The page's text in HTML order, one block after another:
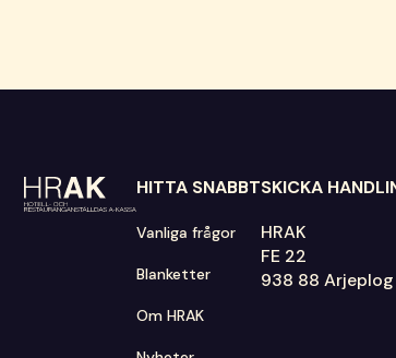
HITTA SNABBT
Vanliga frågor
Blanketter
Om HRAK
SKICKA
HRAK
FE 22
938 88 Arjeplog